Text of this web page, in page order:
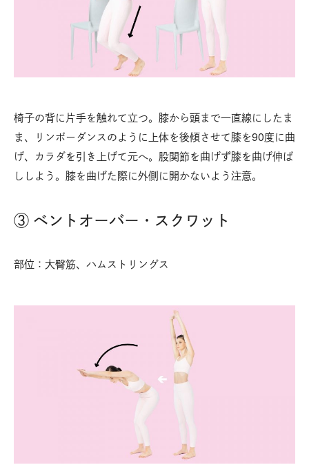
椅子の背に片手を触れて立つ。膝から頭まで一直線にしたま
ま、リンボーダンスのように上体を後傾させて膝を90度に曲
げ、カラダを引き上げて元へ。股関節を曲げず膝を曲げ伸ば
ししよう。膝を曲げた際に外側に開かないよう注意。
③ ベントオーバー・スクワット
部位：大臀筋、ハムストリングス